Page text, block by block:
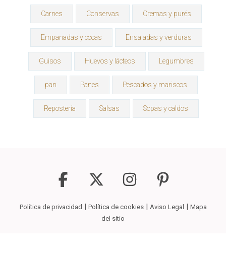
Carnes Conservas Cremas y purés
Empanadas y cocas Ensaladas y verduras
Guisos Huevos y lácteos Legumbres
pan Panes Pescados y mariscos
Repostería Salsas Sopas y caldos
Política de privacidad | Política de cookies| Aviso Legal | Mapa
del sitio